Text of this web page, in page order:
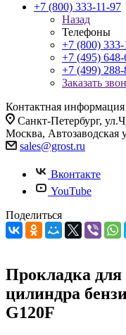
+7 (800) 333-11-97
Назад
Телефоны
+7 (800) 333-
+7 (495)
+7 (499)
Заказать
Контактная информация
Санкт-Петербург,
Москва, Автозаводская
sales@grost.ru
Вконтакте
YouTube
Поделиться
Прокладка
цилиндра
G120F